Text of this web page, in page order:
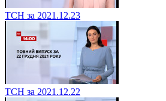
ТСН за 2021.12.23
ТСН за 2021.12.22